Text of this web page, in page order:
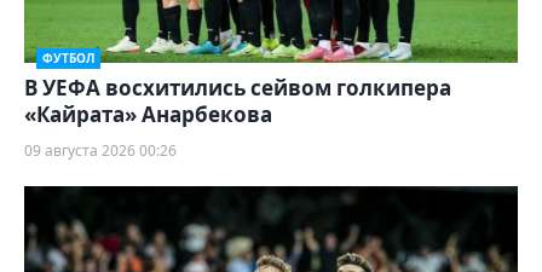
ФУТБОЛ
В УЕФА восхитились сейвом голкипера
«Кайрата» Анарбекова
09 августа 2026 00:26